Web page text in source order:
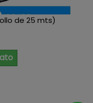
de 25 mts)